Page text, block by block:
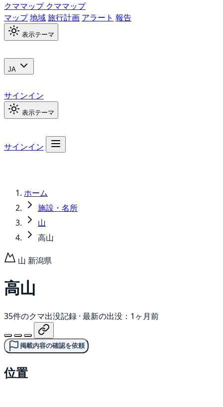
クママップ クママップ
マップ地域旅行計画 アラート 報告
表示テーマ
JA
サインイン
表示テーマ
サインイン
ホーム
施設・名所
山
高山
山 新潟県
高山
35件のクマ出没記録 · 最新の出没：1ヶ月前
掲載内容の確認を依頼
位置